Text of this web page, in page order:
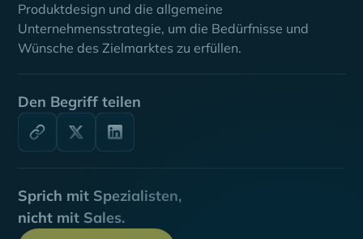
Den Begriff teilen
Sprich mit Spezialisten,
nicht mit Sales.
Produktdesign und die allgemeine
Unternehmensstrategie, um die Bedürfnisse und
Wünsche des Zielmarktes zu erfüllen.